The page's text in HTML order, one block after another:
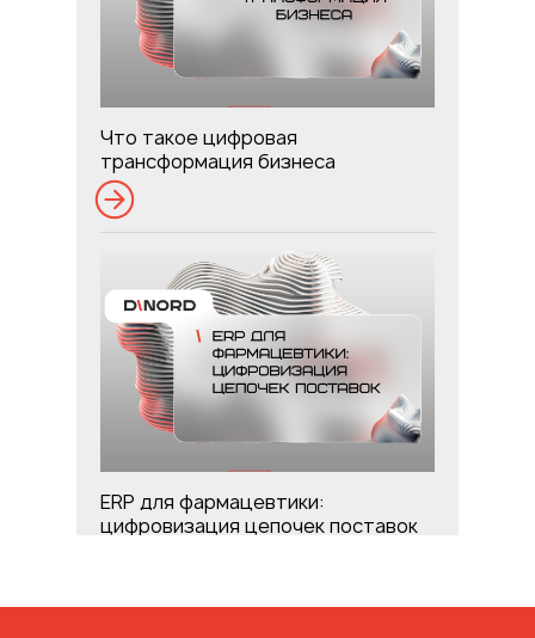
Что такое цифровая
трансформация бизнеса
ERP для фармацевтики:
цифровизация цепочек поставок